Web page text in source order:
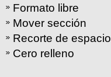
Formato libre
Mover sección
Recorte de espacio
Cero relleno